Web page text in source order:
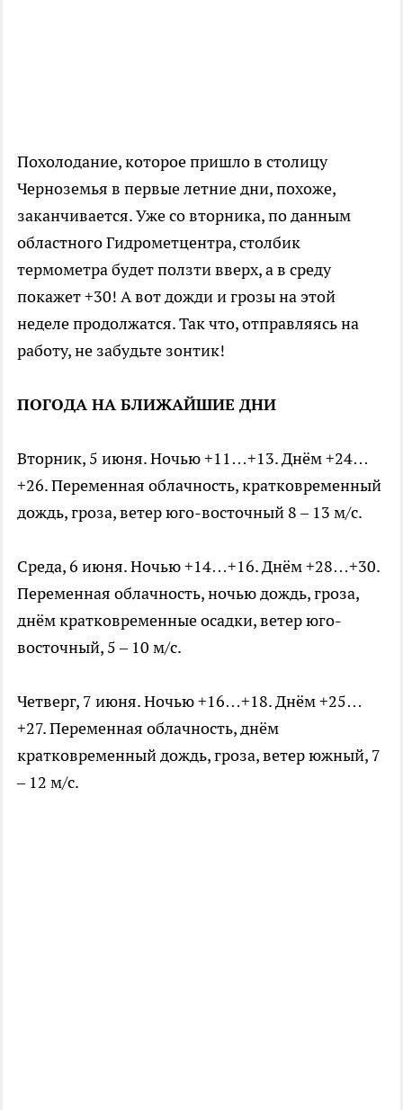
Похолодание, которое пришло в столицу
Черноземья в первые летние дни, похоже,
заканчивается. Уже со вторника, по данным
областного Гидрометцентра, столбик
термометра будет ползти вверх, а в среду
покажет +30! А вот дожди и грозы на этой
неделе продолжатся. Так что, отправляясь на
работу, не забудьте зонтик!
ПОГОДА НА БЛИЖАЙШИЕ ДНИ
Вторник, 5 июня. Ночью +11…+13. Днём +24…
+26. Переменная облачность, кратковременный
дождь, гроза, ветер юго-восточный 8 – 13 м/с.
Среда, 6 июня. Ночью +14…+16. Днём +28…+30.
Переменная облачность, ночью дождь, гроза,
днём кратковременные осадки, ветер юго-
восточный, 5 – 10 м/с.
Четверг, 7 июня. Ночью +16…+18. Днём +25…
+27. Переменная облачность, днём
кратковременный дождь, гроза, ветер южный, 7
– 12 м/с.